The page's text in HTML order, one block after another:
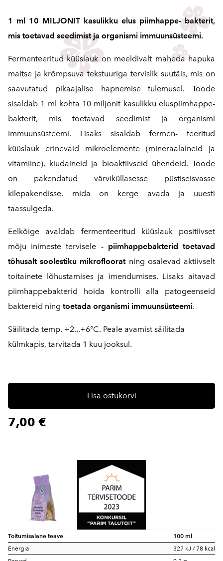
Toitumisalane teave 100 ml
Energia
327 kJ / 78 kcal
1 ml 10 MILJONIT kasulikku elus piimhappe- bakterit,
mis toetavad seedimist ja organismi immuunsüsteemi.
Fermenteeritud küüslauk on meeldivalt maheda hapuka
maitse ja krõmpsuva tekstuuriga tervislik suutäis, mis on
saavutatud pikaajalise hapnemise tulemusel. Toode
sisaldab 1 ml kohta 10 miljonit kasulikku eluspiimhappe-
bakterit, mis toetavad seedimist ja organismi
immuunsüsteemi. Lisaks sisaldab fermen- teeritud
küüslauk erinevaid mikroelemente (mineraalaineid ja
vitamiine), kiudaineid ja bioaktiivseid ühendeid. Toode
on pakendatud värviküllasesse püstiseisvasse
kilepakendisse, mida on kerge avada ja uuesti
taassulgeda.
Eelkõige avaldab fermenteeritud küüslauk positiivset
mõju inimeste tervisele - piimhappebakterid toetavad
tõhusalt soolestiku mikroflooratning osalevad aktiivselt
toitainete lõhustamises ja imendumises. Lisaks aitavad
piimhappebakterid hoida kontrolli alla patogeenseid
baktereid ning toetada organismi immuunsüsteemi.
Säilitada temp. +2...+6°C. Peale avamist säilitada
külmkapis, tarvitada 1 kuu jooksul.
Lisa ostukorvi
7,00 €